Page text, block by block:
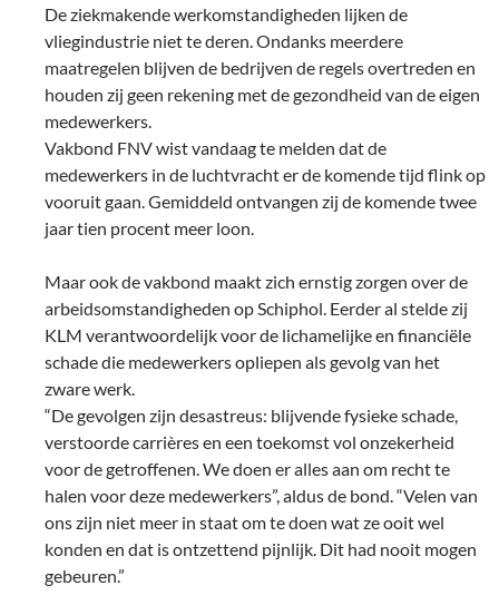
De ziekmakende werkomstandigheden lijken de
vliegindustrie niet te deren. Ondanks meerdere
maatregelen blijven de bedrijven de regels overtreden en
houden zij geen rekening met de gezondheid van de eigen
medewerkers.
Vakbond FNV wist vandaag te melden dat de
medewerkers in de luchtvracht er de komende tijd flink op
vooruit gaan. Gemiddeld ontvangen zij de komende twee
jaar tien procent meer loon.
Maar ook de vakbond maakt zich ernstig zorgen over de
arbeidsomstandigheden op Schiphol. Eerder al stelde zij
KLM verantwoordelijk voor de lichamelijke en financiële
schade die medewerkers opliepen als gevolg van het
zware werk.
“De gevolgen zijn desastreus: blijvende fysieke schade,
verstoorde carrières en een toekomst vol onzekerheid
voor de getroffenen. We doen er alles aan om recht te
halen voor deze medewerkers”, aldus de bond. “Velen van
ons zijn niet meer in staat om te doen wat ze ooit wel
konden en dat is ontzettend pijnlijk. Dit had nooit mogen
gebeuren.”